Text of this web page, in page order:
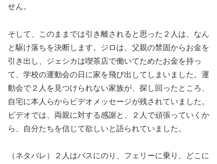
せん。
そして、このままでは引き離されると思った２人は、なん
と駆け落ちを決断します。ジロは、父親の禁固からお金を
引き出し、ジェシカは喫茶店で働いてためたお金を持っ
て、学校の運動会の日に家を飛び出してしまいました。運
動会で２人を見つけられない家族が、探し回ったところ、
自宅に本人らからビデオメッセージが残されていました。
ビデオでは、両親に対する感謝と、２人で頑張っていくか
ら、自分たちを信じて欲しいと語られていました。
（ネタバレ）２人はバスにのり、フェリーに乗り、どこに